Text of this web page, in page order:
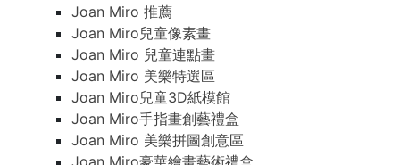
Joan Miro 推薦
Joan Miro兒童像素畫
Joan Miro 兒童連點畫
Joan Miro 美樂特選區
Joan Miro兒童3D紙模館
Joan Miro手指畫創藝禮盒
Joan Miro 美樂拼圖創意區
Joan Miro豪華繪畫藝術禮盒